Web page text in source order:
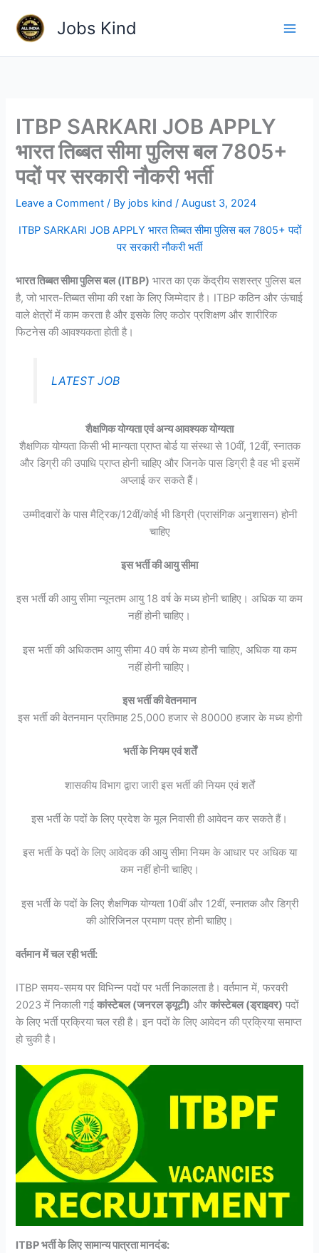
content
Jobs Kind
ITBP SARKARI JOB APPLY
भारत तिब्बत सीमा पुलिस बल 7805+
पदों पर सरकारी नौकरी भर्ती
Leave a Comment / By jobs kind/August 3, 2024
ITBP SARKARI JOB APPLY भारत तिब्बत सीमा पुलिस बल 7805+ पदों
पर सरकारी नौकरी भर्ती
भारत तिब्बत सीमा पुलिस बल (ITBP) भारत का एक केंद्रीय सशस्त्र पुलिस बल
है, जो भारत-तिब्बत सीमा की रक्षा के लिए जिम्मेदार है। ITBP कठिन और ऊंचाई
वाले क्षेत्रों में काम करता है और इसके लिए कठोर प्रशिक्षण और शारीरिक
फिटनेस की आवश्यकता होती है।
LATEST JOB
शैक्षणिक योग्यता एवं अन्य आवश्यक योग्यता
शैक्षणिक योग्यता किसी भी मान्यता प्राप्त बोर्ड या संस्था से 10वीं, 12वीं, स्नातक
और डिग्री की उपाधि प्राप्त होनी चाहिए और जिनके पास डिग्री है वह भी इसमें
अप्लाई कर सकते हैं।
उम्मीदवारों के पास मैट्रिक/12वीं/कोई भी डिग्री (प्रासंगिक अनुशासन) होनी
चाहिए
इस भर्ती की आयु सीमा
इस भर्ती की आयु सीमा न्यूनतम आयु 18 वर्ष के मध्य होनी चाहिए। अधिक या कम
नहीं होनी चाहिए।
इस भर्ती की अधिकतम आयु सीमा 40 वर्ष के मध्य होनी चाहिए, अधिक या कम
नहीं होनी चाहिए।
इस भर्ती की वेतनमान
इस भर्ती की वेतनमान प्रतिमाह 25,000 हजार से 80000 हजार के मध्य होगी
भर्ती के नियम एवं शर्तें
शासकीय विभाग द्वारा जारी इस भर्ती की नियम एवं शर्तें
इस भर्ती के पदों के लिए प्रदेश के मूल निवासी ही आवेदन कर सकते हैं।
इस भर्ती के पदों के लिए आवेदक की आयु सीमा नियम के आधार पर अधिक या
कम नहीं होनी चाहिए।
इस भर्ती के पदों के लिए शैक्षणिक योग्यता 10वीं और 12वीं, स्नातक और डिग्री
की ओरिजिनल प्रमाण पत्र होनी चाहिए।
वर्तमान में चल रही भर्ती:
ITBP समय-समय पर विभिन्न पदों पर भर्ती निकालता है। वर्तमान में, फरवरी
2023 में निकाली गईकांस्टेबल (जनरल ड्यूटी) औरकांस्टेबल (ड्राइवर) पदों
के लिए भर्ती प्रक्रिया चल रही है। इन पदों के लिए आवेदन की प्रक्रिया समाप्त
हो चुकी है।
ITBP भर्ती के लिए सामान्य पात्रता मानदंड: